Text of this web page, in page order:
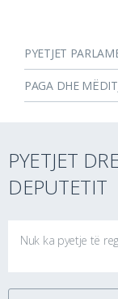
PYETJET
PAGA DHE
PYETJET
DEPUTETIT
Nuk ka pyetje të